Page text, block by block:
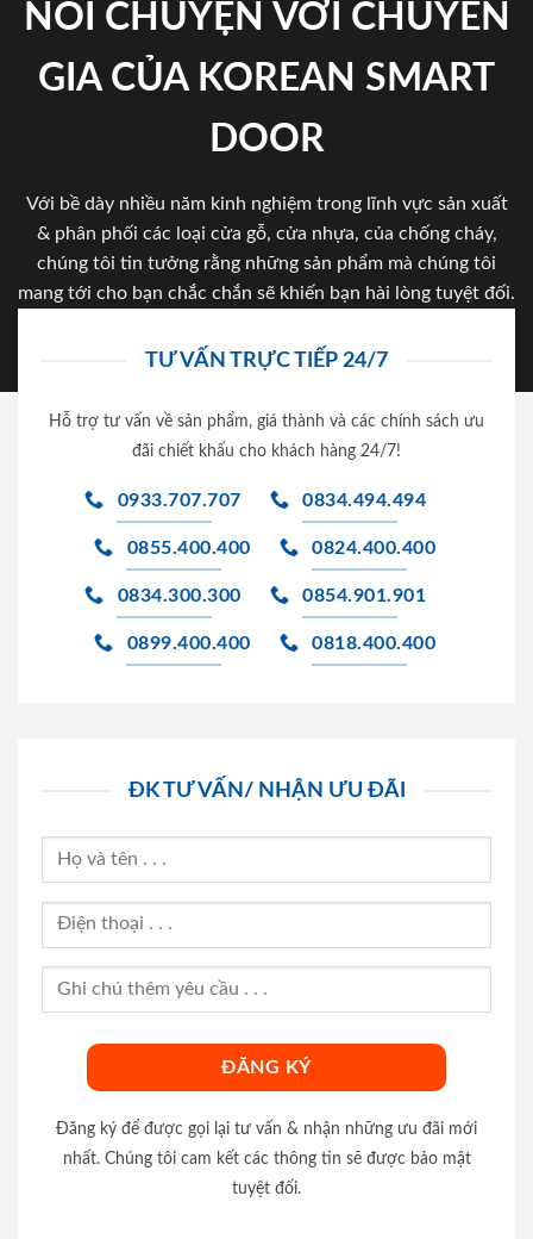
NÓI CHUYỆN VỚI CHUYÊN
GIA CỦA KOREAN SMART
DOOR
Với bề dày nhiều năm kinh nghiệm trong lĩnh vực sản xuất
& phân phối các loại cửa gỗ, cửa nhựa, của chống cháy,
chúng tôi tin tưởng rằng những sản phẩm mà chúng tôi
mang tới cho bạn chắc chắn sẽ khiến bạn hài lòng tuyệt đối.
TƯ VẤN TRỰC TIẾP 24/7
Hỗ trợ tư vấn về sản phẩm, giá thành và các chính sách ưu
đãi chiết khấu cho khách hàng 24/7!
0933.707.707 0834.494.494
0855.400.400 0824.400.400
0834.300.300 0854.901.901
0899.400.400 0818.400.400
ĐK TƯ VẤN/ NHẬN ƯU ĐÃI
Đăng ký để được gọi lại tư vấn & nhận những ưu đãi mới
nhất. Chúng tôi cam kết các thông tin sẽ được bảo mật
tuyệt đối.